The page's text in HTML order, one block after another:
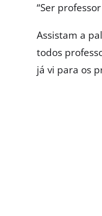
“Ser
Assistam a
todos
já vi para os